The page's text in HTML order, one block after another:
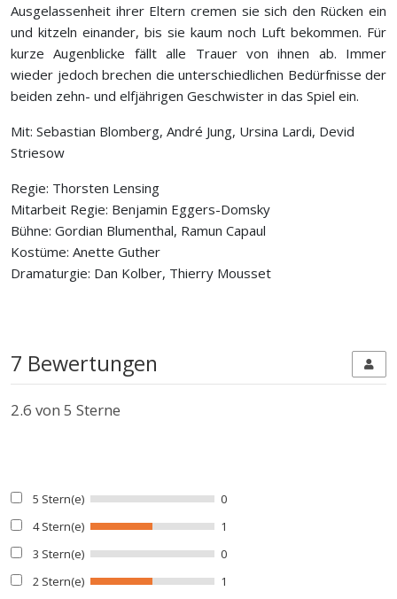
Ausgelassenheit ihrer Eltern cremen sie sich den Rücken ein
und kitzeln einander, bis sie kaum noch Luft bekommen. Für
kurze Augenblicke fällt alle Trauer von ihnen ab. Immer
wieder jedoch brechen die unterschiedlichen Bedürfnisse der
beiden zehn- und elfjährigen Geschwister in das Spiel ein.
Mit: Sebastian Blomberg, André Jung, Ursina Lardi, Devid
Striesow
Regie: Thorsten Lensing
Mitarbeit Regie: Benjamin Eggers-Domsky
Bühne: Gordian Blumenthal, Ramun Capaul
Kostüme: Anette Guther
Dramaturgie: Dan Kolber, Thierry Mousset
7 Bewertungen
2.6 von 5 Sterne
5 Stern(e)
0
4 Stern(e)
1
3 Stern(e)
0
2 Stern(e)
1